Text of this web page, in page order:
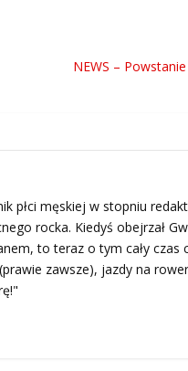
NEWS –
płci męskiej w stopniu
rocka. Kiedyś obejrzał
to teraz o tym cały czas
zawsze), jazdy na